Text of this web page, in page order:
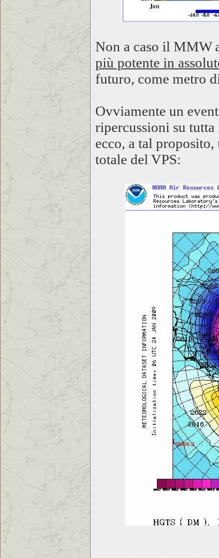
Non a caso il MMW
più potente in
futuro, come metro
Ovviamente un
ripercussioni su
ecco, a tal
totale del VPS: